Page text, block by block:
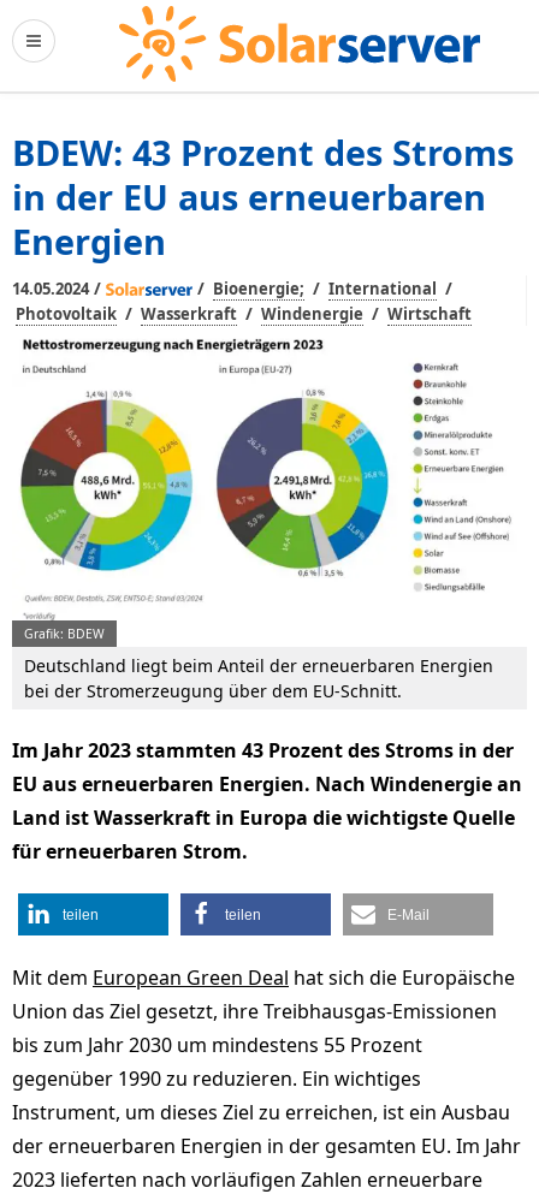
BDEW: 43 Prozent des Stroms
in der EU aus erneuerbaren
Energien
14.05.2024/ / Bioenergie; / International /
Photovoltaik / Wasserkraft / Windenergie / Wirtschaft
Grafik: BDEW
Deutschland liegt beim Anteil der erneuerbaren Energien
bei der Stromerzeugung über dem EU-Schnitt.
Im Jahr 2023 stammten 43 Prozent des Stroms in der
EU aus erneuerbaren Energien. Nach Windenergie an
Land ist Wasserkraft in Europa die wichtigste Quelle
für erneuerbaren Strom.
teilen teilen E-Mail
Mit dem European Green Deal hat sich die Europäische
Union das Ziel gesetzt, ihre Treibhausgas-Emissionen
bis zum Jahr 2030 um mindestens 55 Prozent
gegenüber 1990 zu reduzieren. Ein wichtiges
Instrument, um dieses Ziel zu erreichen, ist ein Ausbau
der erneuerbaren Energien in der gesamten EU. Im Jahr
2023 lieferten nach vorläufigen Zahlen erneuerbare